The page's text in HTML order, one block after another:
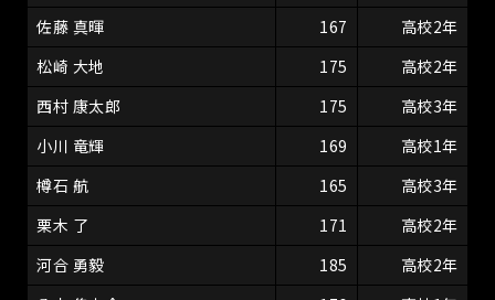
佐藤 真暉
167
高校2年
松崎 大地
175
高校2年
西村 康太郎
175
高校3年
小川 竜輝
169
高校1年
樽石 航
165
高校3年
栗木 了
171
高校2年
河合 勇毅
185
高校2年